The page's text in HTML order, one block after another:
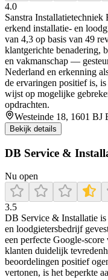
4.0
Sanstra
erkend installatie- en
van 4,3 op basis van 49
klantgerichte benadering,
en vakmanschap —
Nederland en erkenning
de ervaringen positief is,
wijst op mogelijke
opdrachten.
Westeinde 18, 1601 BJ
Bekijk details
DB Service &
Nu open
3.5
DB Service & Installatie is
en loodgietersbedrijf
een perfecte
klanten duidelijk
beoordelingen positief
vertonen, is het beperkte